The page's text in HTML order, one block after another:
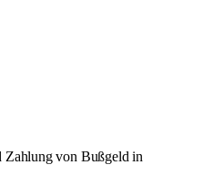
Zahlung von Bußgeld in